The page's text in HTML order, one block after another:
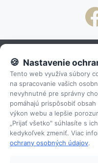
Osobné
Plná servisná
Nastavenie
Tento web využíva súbory
na spracovanie vašich
nevyhnutné pre správny
pomáhajú prispôsobiť
výkon webu a lepšie
„Prijať všetko" súhlasíte s
kedykoľvek zmeniť. Viac
ochrany osobných údajov.